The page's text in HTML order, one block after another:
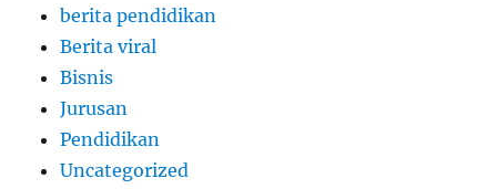
berita pendidikan
Berita viral
Bisnis
Jurusan
Pendidikan
Uncategorized